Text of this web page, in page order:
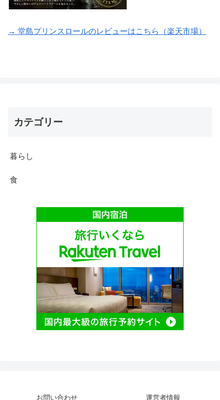
→ 堂島プリンスロールのレビューはこちら（楽天市場）
カテゴリー
暮らし
食
お問い合わせ 運営者情報